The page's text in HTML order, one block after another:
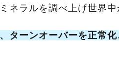
ネラルを調べ上げ世界
ターンオーバーを正常